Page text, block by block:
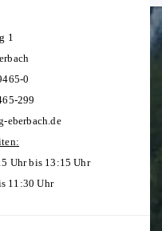
1
0
299
eberbach.de
Uhr bis 13:15 Uhr
11:30 Uhr